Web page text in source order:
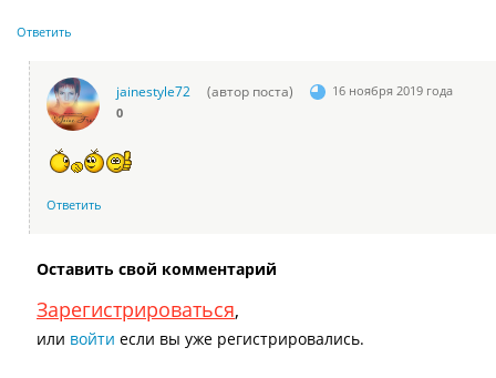
Ответить
jainestyle72 (автор поста)
16 ноября 2019 года
0
Ответить
Оставить свой комментарий
Зарегистрироваться,
или войти если вы уже регистрировались.